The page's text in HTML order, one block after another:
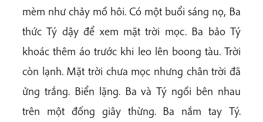
mèm như chảy mồ hôi. Có một buổi sáng nọ, Ba
thức Tý dậy để xem mặt trời mọc. Ba bảo Tý
khoác thêm áo trước khi leo lên boong tàu. Trời
còn lạnh. Mặt trời chưa mọc nhưng chân trời đã
ửng trắng. Biển lặng. Ba và Tý ngồi bên nhau
trên một đống giây thừng. Ba nắm tay Tý.